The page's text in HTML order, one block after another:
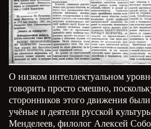
О низком интеллектуальном
говорить просто смешно,
сторонников этого движения
учёные и деятели русской
Менделеев, филолог Алексей